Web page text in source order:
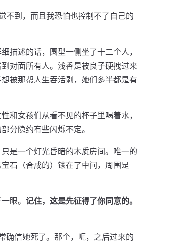
不到，而且我恐怕也控制不了自己的
描述的话，圆型一侧坐了十二个人，
对面所有人。浅香是被良子硬拽过来
被那帮人生吞活剥，她们多半都是有
和女孩们从看不见的杯子里喝着水，
分隐约有些闪烁不定。
是一个灯光昏暗的木质房间。唯一的
石（合成的）镶在了中间，周围是一
眼。 记住，这是先征得了你同意的。
确信她死了。那个，呃，之后过来的